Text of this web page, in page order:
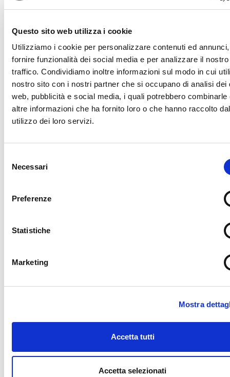
Questo sito web utilizza i cookie
Utilizziamo i cookie per personalizzare contenuti ed
fornire funzionalità dei social media e per analizzare il nostro
traffico. Condividiamo inoltre informazioni sul modo in cui
nostro sito con i nostri partner che si occupano di analisi dei
web, pubblicità e social media, i quali potrebbero combinarle
altre informazioni che ha fornito loro o che hanno raccolto
utilizzo dei loro servizi.
delNecessari
Preferenze
Statistiche
Marketing
Mostra
Accetta tutti
Accetta selezionati